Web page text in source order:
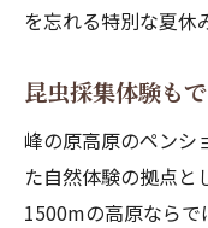
を忘れる特別な夏休
昆虫採集体験も
峰の原高原のペンシ
た自然体験の拠点と
1500mの高原ならで